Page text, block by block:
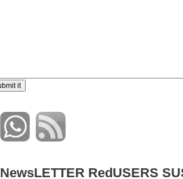
NewsLETTER RedUSERS